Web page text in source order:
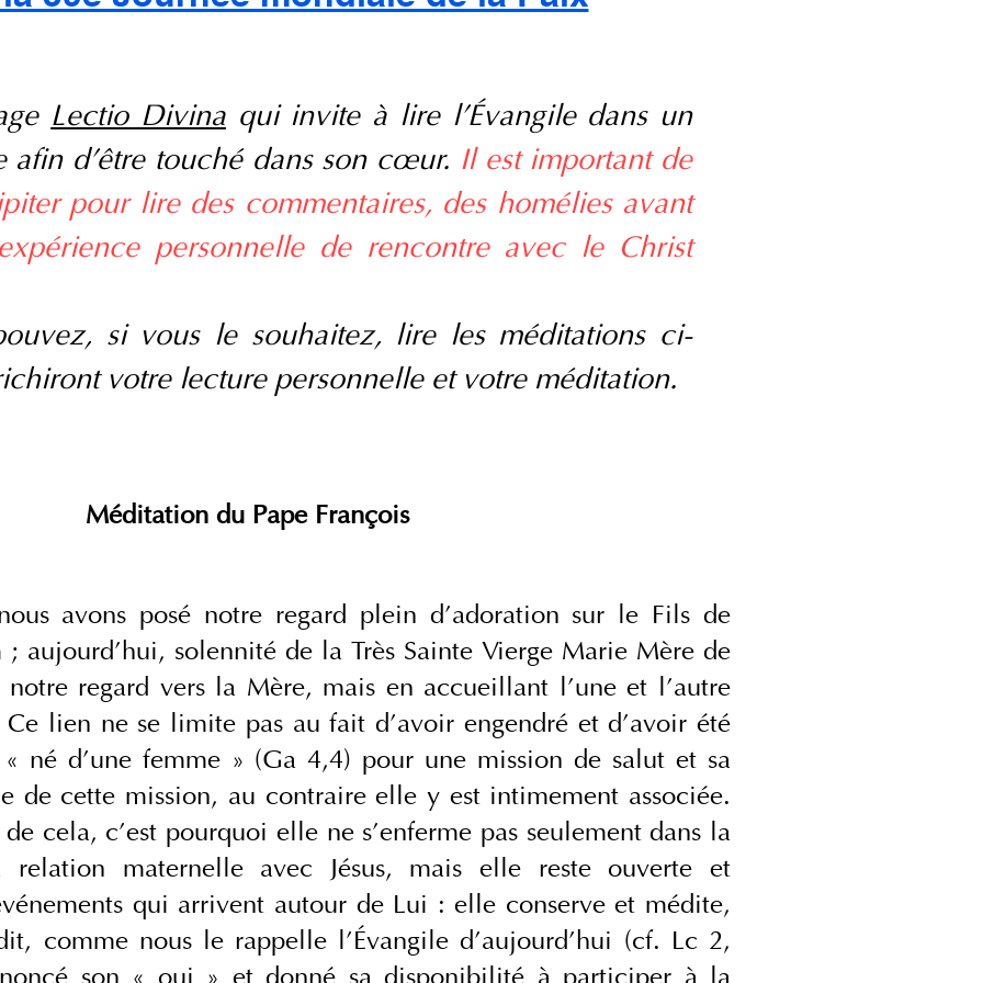
Lectio Divinaqui invite à lire l'Évangile dans un
afin d'être touché dans son cœur. Il est important de
pour lire des commentaires, des homélies avant
personnelle de rencontre avec le Christ
si vous le souhaitez, lire les méditations ci-
votre lecture personnelle et votre méditation.
Méditation du Pape François
avons posé notre regard plein d’adoration sur le Fils de
aujourd’hui, solennité de la Très Sainte Vierge Marie Mère de
regard vers la Mère, mais en accueillant l’une et l’autre
lien ne se limite pas au fait d’avoir engendré et d’avoir été
« né d’une femme » (Ga 4,4) pour une mission de salut et sa
de cette mission, au contraire elle y est intimement associée.
cela, c’est pourquoi elle ne s’enferme pas seulement dans la
relation maternelle avec Jésus, mais elle reste ouverte et
qui arrivent autour de Lui : elle conserve et médite,
comme nous le rappelle l’Évangile d’aujourd’hui (cf. Lc 2,